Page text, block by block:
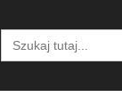
Search
for: